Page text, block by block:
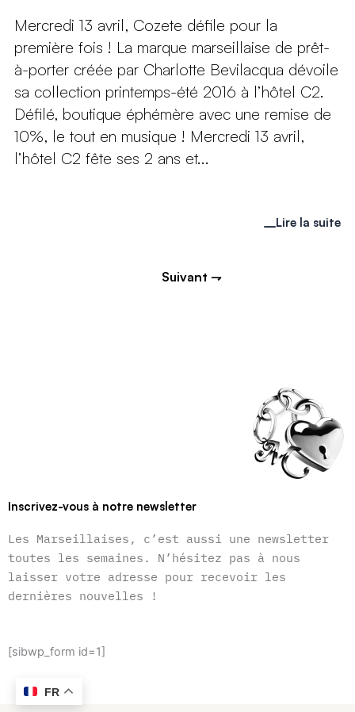
Mercredi 13 avril, Cozete défile pour la
première fois ! La marque marseillaise de prêt-
à-porter créée par Charlotte Bevilacqua dévoile
sa collection printemps-été 2016 à l’hôtel C2.
Défilé, boutique éphémère avec une remise de
10%, le tout en musique ! Mercredi 13 avril,
l’hôtel C2 fête ses 2 ans et...
Lire la suite
Suivant ⇁
Inscrivez-vous à notre newsletter
Les Marseillaises, c’est aussi une newsletter
toutes les semaines. N’hésitez pas à nous
laisser votre adresse pour recevoir les
dernières nouvelles !
[sibwp_form id=1]
FR